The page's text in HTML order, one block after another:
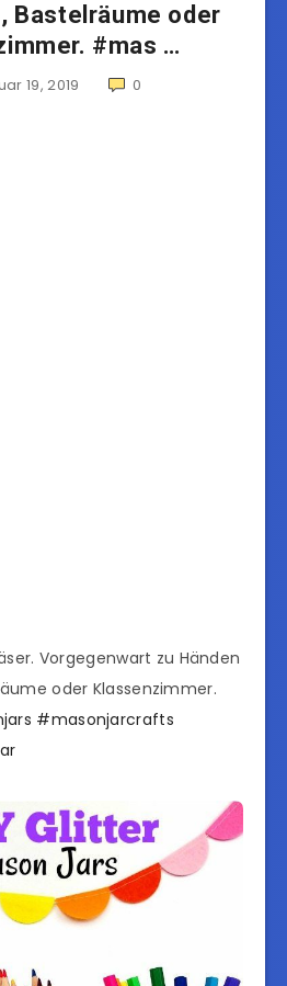
Bastelräume oder
#mas …
19, 2019 0
Vorgegenwart zu Händen
oder Klassenzimmer.
#masonjarcrafts